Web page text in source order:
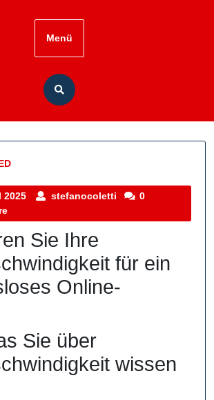
Menü
2025
02
2025
stefanocoletti stefanocoletti
0
Sie Ihre
für ein
Online-
Sie über
wissen